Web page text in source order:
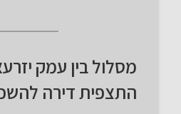
מסלול בין עמק
התצפית דירה